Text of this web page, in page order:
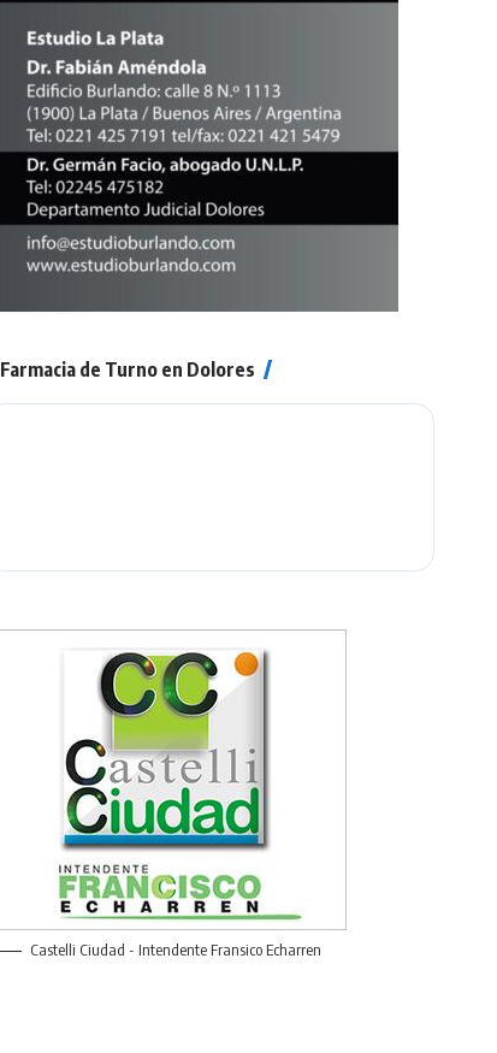
Farmacia de Turno en Dolores
Castelli Ciudad - Intendente Fransico Echarren